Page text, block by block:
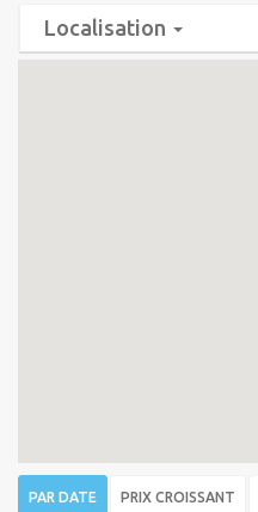
Localisation
PAR DATE PRIX CROISSANT